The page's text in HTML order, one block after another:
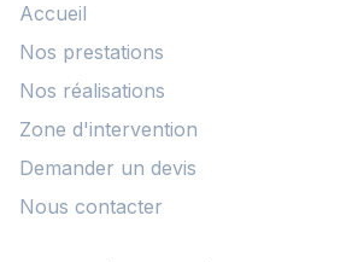
Accueil
Nos prestations
Nos réalisations
Zone d'intervention
Demander un devis
Nous contacter